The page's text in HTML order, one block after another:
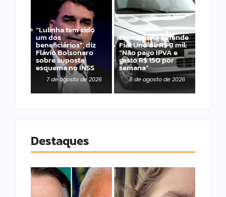
“Lulinha tem sido
um dos
beneficiários”, diz
Flávio Bolsonaro
sobre suposta
esquema no INSS
7 de agosto de 2026
Economista defende
Fiat Uno de R$ 8 mil:
“Não pago IPVA e
gasto R$ 150 por
semana”
6 de agosto de 2026
Destaques